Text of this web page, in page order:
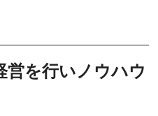
営を行いノウハウ